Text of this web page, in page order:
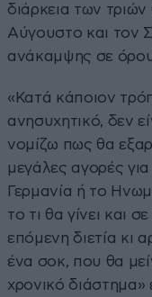
διάρκεια των
Αύγουστο και τον
ανάκαμψης σε
«Κατά κάποιον
ανησυχητικό, δεν
νομίζω πως θα
μεγάλες αγορές
Γερμανία ή το
το τι θα γίνει και
επόμενη διετία κι
ένα σοκ, που θα
χρονικό διάστημα»